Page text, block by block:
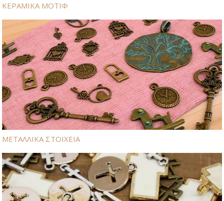
ΚΕΡΑΜΙΚΑ ΜΟΤΙΦ
ΜΕΤΑΛΛΙΚΑ ΣΤΟΙΧΕΙΑ